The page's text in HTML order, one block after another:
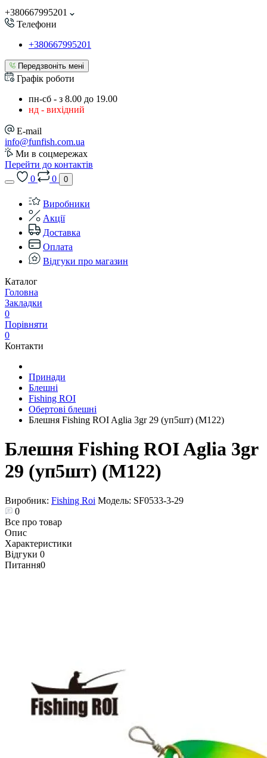
+380667995201
Телефони
+380667995201
Передзвоніть мені
Графік роботи
пн-сб - з 8.00 до 19.00
нд - вихідний
E-mail
info@funfish.com.ua
Ми в соцмережах
Перейти до контактів
0
0 0
Виробники
Акції
Доставка
Оплата
Відгуки про магазин
Каталог
Головна
Закладки
0
Порівняти
0
Контакти
Принади
Блешні
Fishing ROI
Обертові блешні
Блешня Fishing ROI Aglia 3gr 29 (уп5шт) (M122)
Блешня Fishing ROI Aglia 3gr
29 (уп5шт) (M122)
Виробник: Fishing Roi Модель: SF0533-3-29
0
Все про товар
Опис
Характеристики
Відгуки 0
Питання0